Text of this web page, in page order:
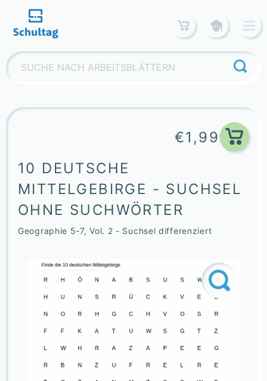
content
Suchen
nach:
€1,99
10 DEUTSCHE
MITTELGEBIRGE - SUCHSEL
OHNE SUCHWÖRTER
Geographie 5-7, Vol. 2 - Suchsel differenziert